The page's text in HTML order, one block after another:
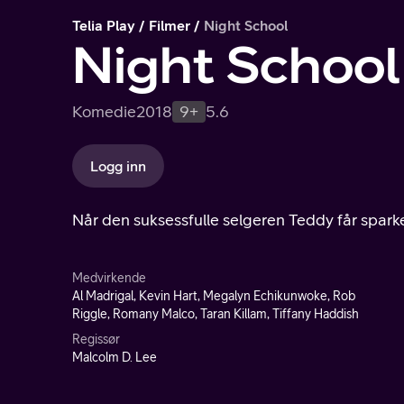
Telia Play Filmer Night School
Night School
Komedie2018 9+ 5.6
Logg inn
Når den suksessfulle selgeren Teddy får
Medvirkende
Al Madrigal, Kevin Hart, Megalyn Echikunwoke, Rob
Riggle, Romany Malco, Taran Killam, Tiffany Haddish
Regissør
Malcolm D. Lee